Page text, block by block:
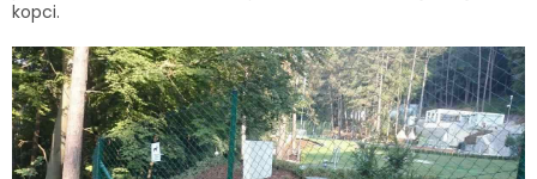
kopci.